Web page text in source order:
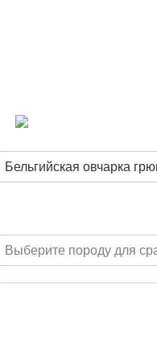
Бельгийская овчарка
Выберите породу для